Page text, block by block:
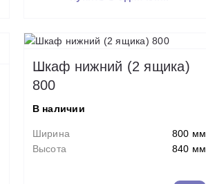
Шкаф нижний (2 ящика)
800
В наличии
Ширина
800 мм
Высота
840 мм